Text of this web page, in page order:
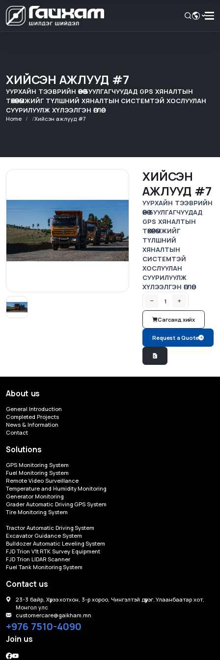
ХИЙСЭН АЖЛУУД #7
УУРХАЙН ТЭЭВРИЙН ӨӨРӨӨ БУУЛГАГЧУУДАД GPS ХЯНАЛТЫН
ТӨХӨӨРӨМЖИЙГ ТҮЛШНИЙ ХЯНАЛТЫН СИСТЕМТЭЙ ХОСЛУУЛАН
СУУРИЛУУЛЖ ХҮЛЭЭЛГЭН ӨГЛӨӨ.
Home Хийсэн ажлууд #7
ХИЙСЭН
АЖЛУУД #7
УУРХАЙН ТЭЭВРИЙН
ӨӨРӨӨ БУУЛГАГЧУУДАД
GPS ХЯНАЛТЫН
ТӨХӨӨРӨМЖИЙГ
ТҮЛШНИЙ
ХЯНАЛТЫН
СИСТЕМТЭЙ
ХОСЛУУЛАН
СУУРИЛУУЛЖ
ХҮЛЭЭЛГЭН ӨГЛӨӨ.
Сагсанд хийх
Request a Quote
About us
General Introduction
Completed Projects
News & Information
Contact
Solutions
GPS Monitoring System
Fuel Monitoring System
Remote Video Surveillance
Temperature and Humidity Monitoring
Generator Monitoring
Grader Automatic Driving GPS System
Tire Monitoring System
Tractor Automatic Driving System
Excavator Guidance System
Bulldozer Automatic Leveling System
FJD Trion V1t RTK Survey Equipment
FJD Trion LIDAR Scanner
Fuel Tank Monitoring System
Contact us
23-3 байр, Хүрээ хотхон, 3-р хороо, Чингэлтэй дүүрэг, Улаанбаатар хот,
Монгол улс
customercare@gaikham.mn
+976 7510-4090
Join us